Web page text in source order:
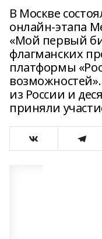
В Москве
онлайн-этапа
«Мой первый
флагманских
платформы
из России и
приняли